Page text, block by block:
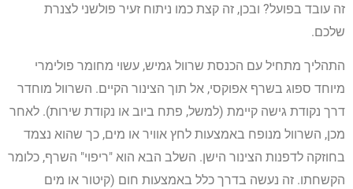
זה עובד בפועל? ובכן, זה קצת כמו ניתוח זעיר פולשני לצנרת
שלכם.
התהליך מתחיל עם הכנסת שרוול גמיש, עשוי מחומר פולימרי
מיוחד ספוג בשרף אפוקסי, אל תוך הצינור הקיים. השרוול מוחדר
דרך נקודת גישה קיימת (למשל, פתח ביוב או נקודת שירות). לאחר
מכן, השרוול מנופח באמצעות לחץ אוויר או מים, כך שהוא נצמד
בחוזקה לדפנות הצינור הישן. השלב הבא הוא "ריפוי" השרף, כלומר
הקשחתו. זה נעשה בדרך כלל באמצעות חום (קיטור או מים